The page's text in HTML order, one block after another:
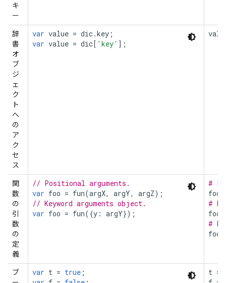
キ
ー
辞
書
オ
ブ
ジ
ェ
ク
ト
へ
の
ア
ク
セ
ス
var value = dic.key ;
var value = dic[ 'key' ];
関
数
の
引
数
の
定
義
// Positional arguments.
var foo = fun(argX, argY, argZ);
// Keyword arguments object.
var foo = fun({y : argY});
#
foo
#
foo
#
foo
ブ
var t = true ;
t =